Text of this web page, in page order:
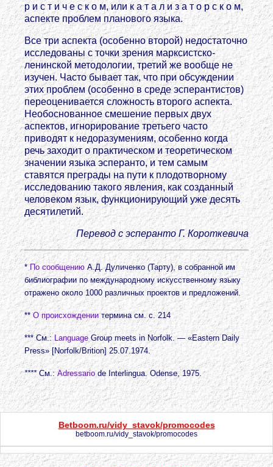
р и с т и ч е с к о м, или к а т а л и з а т о р с к о м,
аспекте проблем планового языка.
Все три аспекта (особенно второй) недостаточно
исследованы с точки зрения марксистско-
ленинской методологии, третий же вообще не
изучен. Часто бывает так, что при обсуждении
этих проблем (особенно в среде эсперантистов)
переоценивается сложность второго аспекта.
Необоснованное смешение первых двух
аспектов, игнорирование третьего часто
приводят к недоразумениям, особенно когда
речь заходит о практическом и теоретическом
значении языка эсперанто, и тем самым
ставятся преграды на пути к плодотворному
исследованию такого явления, как созданный
человеком язык, функционирующий уже десять
десятилетий.
Перевод с эсперанто Г. Короткевича
*По сообщению А.Д. Дуличенко (Тарту), в собранной им
библиографии по международному искусственному языку
отражено около 1000 различных проектов и предложений.
**О происхождениитермина см. с. 214
*** См.: LanguageGroup meets in Norfolk. — «Eastern Daily
Press» [Norfolk/Brition] 25.07.1974.
****См.: Adressariode Interlingua. Odense, 1975.
Betboom.ru/vidy_stavok/promocodes
betboom.ru/vidy_stavok/promocodes